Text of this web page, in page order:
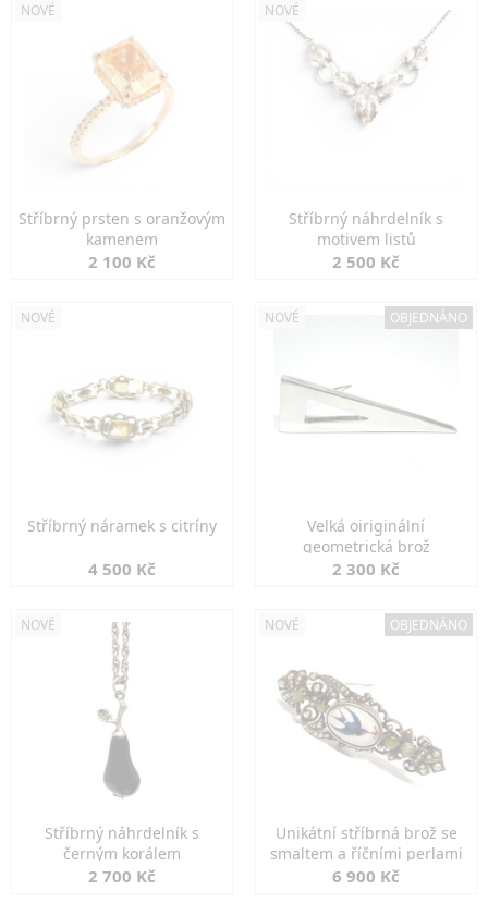
NOVÉ
Stříbrný prsten s oranžovým
kamenem
2 100 Kč
NOVÉ
Stříbrný náhrdelník s
motivem listů
2 500 Kč
NOVÉ
Stříbrný náramek s citríny
4 500 Kč
NOVÉ OBJEDNÁNO
Velká oiriginální
geometrická brož
2 300 Kč
NOVÉ
Stříbrný náhrdelník s
černým korálem
2 700 Kč
NOVÉ OBJEDNÁNO
Unikátní stříbrná brož se
smaltem a říčními perlami
6 900 Kč